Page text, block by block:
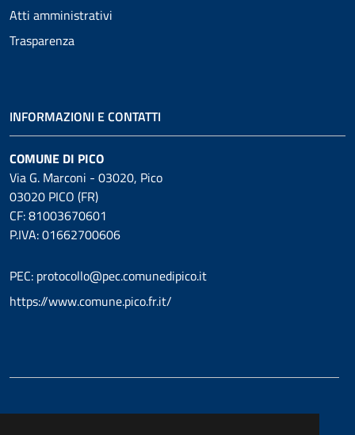
Atti amministrativi
Trasparenza
INFORMAZIONI E CONTATTI
COMUNE DI PICO
Via G. Marconi - 03020, Pico
03020 PICO (FR)
CF: 81003670601
P.IVA: 01662700606
PEC: protocollo@pec.comunedipico.it
https://www.comune.pico.fr.it/